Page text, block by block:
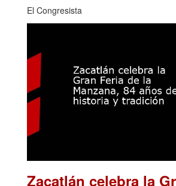
El Congresista
Zacatlán celebra la